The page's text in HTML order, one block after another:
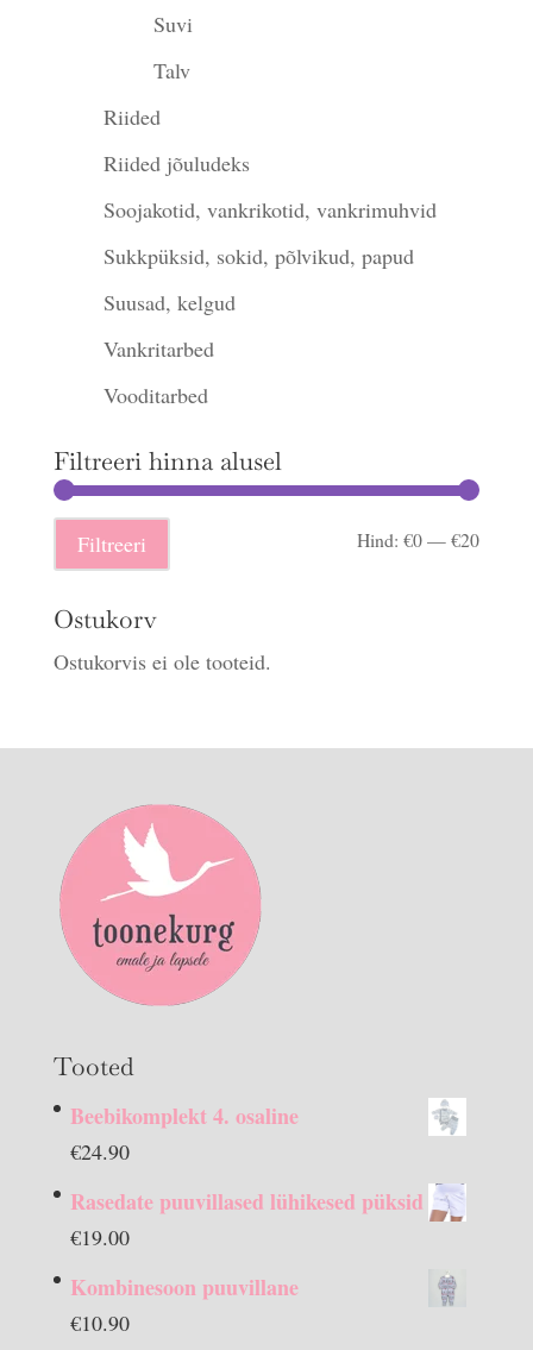
Suvi
Talv
Riided
Riided jõuludeks
Soojakotid, vankrikotid, vankrimuhvid
Sukkpüksid, sokid, põlvikud, papud
Suusad, kelgud
Vankritarbed
Vooditarbed
Filtreeri hinna alusel
Filtreeri Hind:€0—€20
Ostukorv
Ostukorvis ei ole tooteid.
Tooted
Beebikomplekt 4. osaline
€24.90
Rasedate puuvillased lühikesed püksid
€19.00
Kombinesoon puuvillane
€10.90